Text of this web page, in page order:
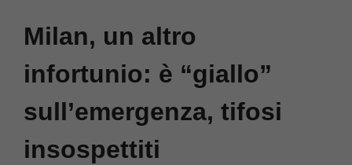
Milan, un altro
infortunio: è “giallo”
sull’emergenza, tifosi
insospettiti